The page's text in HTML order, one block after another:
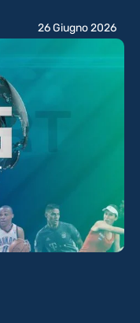
26 Giugno 2026